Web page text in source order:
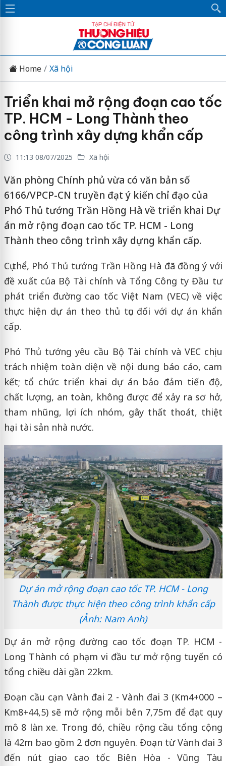
Home Xã hội
Triển khai mở rộng đoạn cao tốc
TP. HCM - Long Thành theo
công trình xây dựng khẩn cấp
11:13 08/07/2025 Xã hội
Văn phòng Chính phủ vừa có văn bản số
6166/VPCP-CN truyền đạt ý kiến chỉ đạo của
Phó Thủ tướng Trần Hồng Hà về triển khai Dự
án mở rộng đoạn cao tốc TP. HCM - Long
Thành theo công trình xây dựng khẩn cấp.
Cụ thể, Phó Thủ tướng Trần Hồng Hà đã đồng ý với
đề xuất của Bộ Tài chính và Tổng Công ty Đầu tư
phát triển đường cao tốc Việt Nam (VEC) về việc
thực hiện dự án theo thủ tục đối với dự án khẩn
cấp.
Phó Thủ tướng yêu cầu Bộ Tài chính và VEC chịu
trách nhiệm toàn diện về nội dung báo cáo, cam
kết; tổ chức triển khai dự án bảo đảm tiến độ,
chất lượng, an toàn, không được để xảy ra sơ hở,
tham nhũng, lợi ích nhóm, gây thất thoát, thiệt
hại tài sản nhà nước.
Dự án mở rộng đoạn cao tốc TP. HCM - Long
Thành được thực hiện theo công trình khẩn cấp
(Ảnh: Nam Anh)
Dự án mở rộng đường cao tốc đoạn TP. HCM -
Long Thành có phạm vi đầu tư mở rộng tuyến có
tổng chiều dài gần 22km.
Đoạn cầu cạn Vành đai 2 - Vành đai 3 (Km4+000 –
Km8+44,5) sẽ mở rộng mỗi bên 7,75m để đạt quy
mô 8 làn xe. Trong đó, chiều rộng cầu tổng cộng
là 42m bao gồm 2 đơn nguyên. Đoạn từ Vành đai 3
đến nút giao cao tốc Biên Hòa - Vũng Tàu